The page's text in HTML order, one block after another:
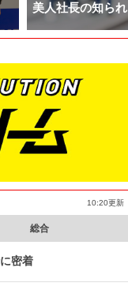
美人社長の知ら
10:20更新
総合
密着